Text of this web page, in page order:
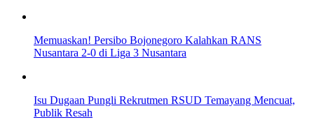
Memuaskan! Persibo Bojonegoro Kalahkan RANS
Nusantara 2-0 di Liga 3 Nusantara
Isu Dugaan Pungli Rekrutmen RSUD Temayang Mencuat,
Publik Resah